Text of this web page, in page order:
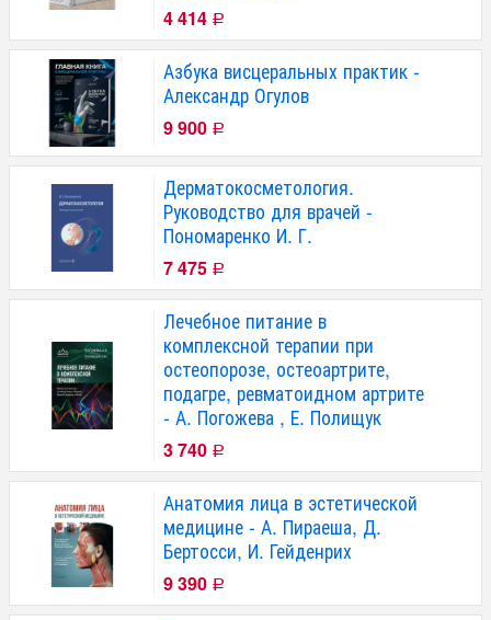
4 414 Р
Азбука висцеральных практик -
Александр Огулов
9 900 Р
Дерматокосметология.
Руководство для врачей -
Пономаренко И. Г.
7 475 Р
Лечебное питание в
комплексной терапии при
остеопорозе, остеоартрите,
подагре, ревматоидном артрите
- А. Погожева , Е. Полищук
3 740 Р
Анатомия лица в эстетической
медицине - А. Пираеша, Д.
Бертосси, И. Гейденрих
9 390 Р